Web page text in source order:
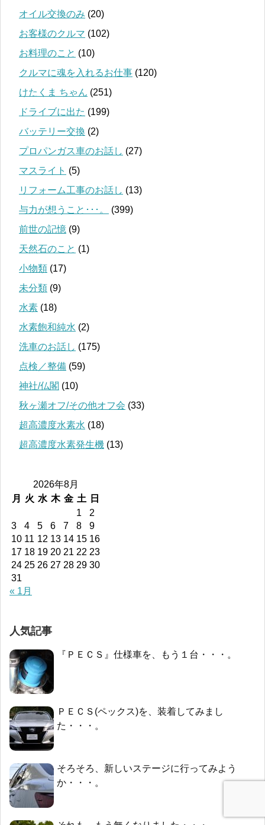
オイル交換のみ (20)
お客様のクルマ (102)
お料理のこと (10)
クルマに魂を入れるお仕事 (120)
けたくま ちゃん (251)
ドライブに出た (199)
バッテリー交換 (2)
プロパンガス車のお話し (27)
マスライト (5)
リフォーム工事のお話し (13)
与力が想うこと･･･。
(399)
前世の記憶 (9)
天然石のこと (1)
小物類 (17)
未分類 (9)
水素 (18)
水素飽和純水 (2)
洗車のお話し (175)
点検／整備 (59)
神社/仏閣 (10)
秋ヶ瀬オフ/その他オフ会 (33)
超高濃度水素水 (18)
超高濃度水素発生機 (13)
2026年8月
月
火 水 木 金 土
日
1
2
3
4 5 6 7 8
9
10 11 12 13 14 15 16
17 18 19 20 21 22 23
24 25 26 27 28 29 30
31
« 1月
人気記事
『ＰＥＣＳ』仕様車を、もう１台・・・。
ＰＥＣＳ(ペックス)を、装着してみまし
た・・・。
そろそろ、新しいステージに行ってみよう
か・・・。